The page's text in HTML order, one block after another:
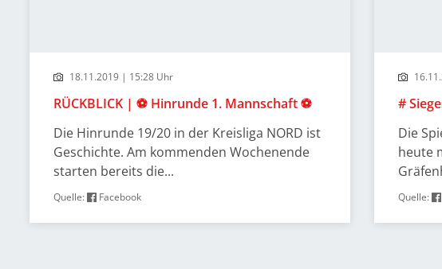
18.11.2019 | 15:28 Uhr
RÜCKBLICK | ⚽️ Hinrunde 1. Mannschaft ⚽️
Die Hinrunde 19/20 in der Kreisliga NORD ist
Geschichte. Am kommenden Wochenende
starten bereits die...
Quelle: Facebook
#
Die
heute
Quelle: